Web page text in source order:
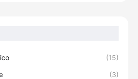
(15)
(3)